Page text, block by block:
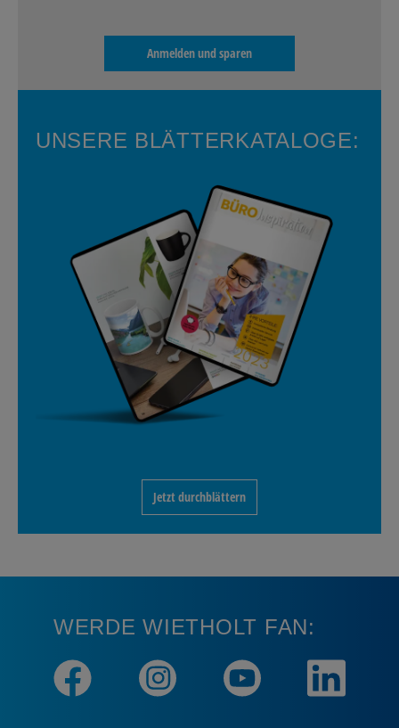
Anmelden und sparen
UNSERE BLÄTTERKATALOGE:
Jetzt durchblättern
WERDE WIETHOLT FAN: